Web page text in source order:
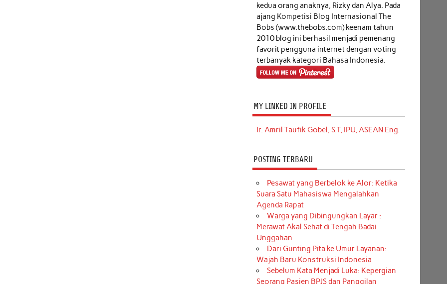
kedua orang anaknya, Rizky dan Alya. Pada
ajang Kompetisi Blog Internasional The
Bobs (www.thebobs.com) keenam tahun
2010 blog ini berhasil menjadi pemenang
favorit pengguna internet dengan voting
terbanyak kategori Bahasa Indonesia.
MY LINKED IN PROFILE
Ir. Amril Taufik Gobel, S.T, IPU, ASEAN Eng.
POSTING TERBARU
Pesawat yang Berbelok ke Alor: Ketika
Suara Satu Mahasiswa Mengalahkan
Agenda Rapat
Warga yang Dibingungkan Layar :
Merawat Akal Sehat di Tengah Badai
Unggahan
Dari Gunting Pita ke Umur Layanan:
Wajah Baru Konstruksi Indonesia
Sebelum Kata Menjadi Luka: Kepergian
Seorang Pasien BPJS dan Panggilan